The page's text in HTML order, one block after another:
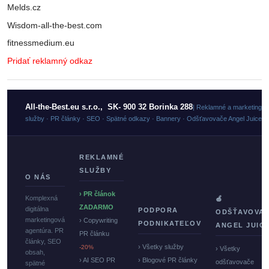
Melds.cz
Wisdom-all-the-best.com
fitnessmedium.eu
Pridať reklamný odkaz
All-the-Best.eu s.r.o., SK- 900 32 Borinka 288| Reklamné a
služby · PR články · SEO · Spätné odkazy · Bannery · Odšťavovače Angel Juicer
O NÁS
Komplexná
digitálna
marketingová
agentúra. PR
články, SEO
obsah,
spätné
REKLAMNÉ
SLUŽBY
› PR článok
ZADARMO
› Copywriting
PR článku
-20%
› AI SEO PR
PODPORA
PODNIKATEĽOV
› Všetky služby
› Blogové PR články
🍏
ANGEL
› Všetky
odšťavovače